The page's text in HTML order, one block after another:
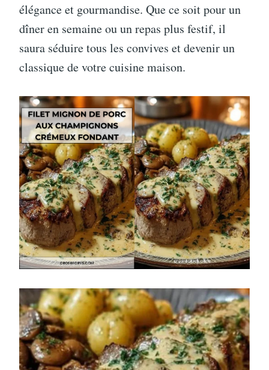
élégance et gourmandise. Que ce soit pour un
dîner en semaine ou un repas plus festif, il
saura séduire tous les convives et devenir un
classique de votre cuisine maison.